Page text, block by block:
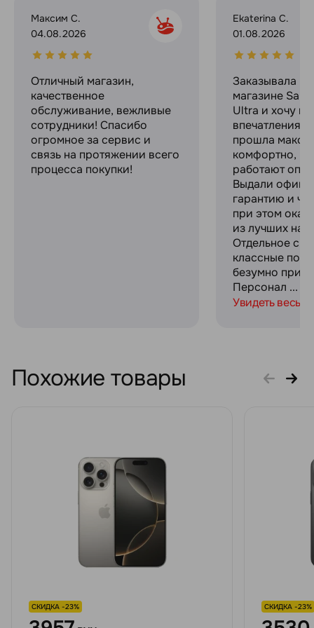
Максим С.
04.08.2026
Отличный магазин,
качественное
обслуживание, вежливые
сотрудники! Спасибо
огромное за сервис и
связь на протяжении всего
процесса покупки!
Ekaterina C.
01.08.2026
Заказывала в
магазине
Ultra и хочу
прошла
комфортно,
работают
Выдали
гарантию и
при этом
из лучших на
Отдельное
классные
безумно
Персонал ...
Увидеть весь
Похожие товары
СКИДКА -23% СКИДКА -23%